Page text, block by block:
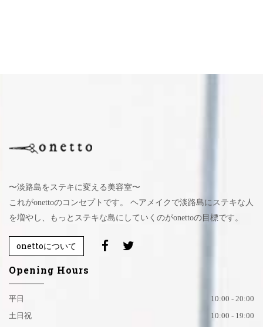
〜淡路島をステキに変える美容室〜
これがonettoのコンセプトです。 ヘアメイクで淡路島にステキな人
を増やし、もっとステキな島にしていくのがonettoの目標です。
onettoについて
Opening Hours
平日
10:00 - 20:00
土日祝
10:00 - 19:00